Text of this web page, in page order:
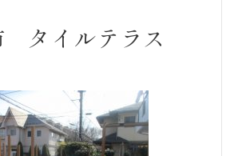
タイルテラス